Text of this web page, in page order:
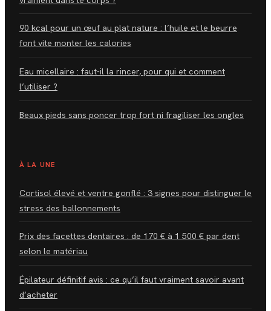
90 kcal pour un œuf au plat nature : l’huile et le beurre
font vite monter les calories
Eau micellaire : faut-il la rincer, pour qui et comment
l’utiliser ?
Beaux pieds sans poncer trop fort ni fragiliser les ongles
À LA UNE
Cortisol élevé et ventre gonflé : 3 signes pour distinguer le
stress des ballonnements
Prix des facettes dentaires : de 170 € à 1 500 € par dent
selon le matériau
Épilateur définitif avis : ce qu’il faut vraiment savoir avant
d’acheter